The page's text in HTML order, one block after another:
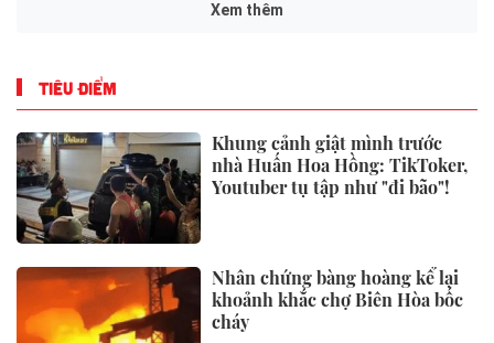
Xem thêm
TIÊU ĐIỂM
Khung cảnh giật mình trước
nhà Huấn Hoa Hồng: TikToker,
Youtuber tụ tập như "đi bão"!
Nhân chứng bàng hoàng kể lại
khoảnh khắc chợ Biên Hòa bốc
cháy